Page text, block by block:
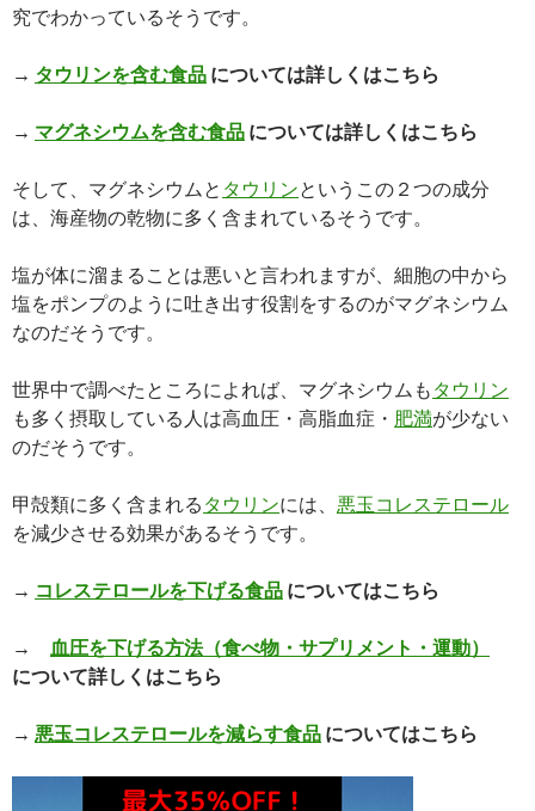
究でわかっているそうです。
→ タウリンを含む食品 については詳しくはこちら
→ マグネシウムを含む食品 については詳しくはこちら
そして、マグネシウムと タウリンというこの２つの成分
は、海産物の乾物に多く含まれているそうです。
塩が体に溜まることは悪いと言われますが、細胞の中から
塩をポンプのように吐き出す役割をするのがマグネシウム
なのだそうです。
世界中で調べたところによれば、マグネシウムも タウリン
も多く摂取している人は高血圧・高脂血症・ 肥満が少ない
のだそうです。
甲殻類に多く含まれる タウリンには、 悪玉コレステロール
を減少させる効果があるそうです。
→ コレステロールを下げる食品 についてはこちら
→
血圧を下げる方法（食べ物・サプリメント・運動）
について詳しくはこちら
→ 悪玉コレステロールを減らす食品 についてはこちら